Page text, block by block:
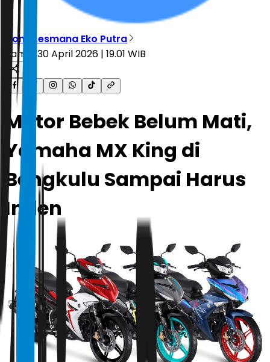
Dony Lesmana Eko Putra
Kamis, 30 April 2026 | 19.01 WIB
Motor Bebek Belum Mati,
Yamaha MX King di
Bengkulu Sampai Harus
Inden